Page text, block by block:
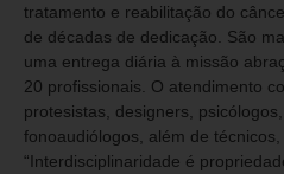
tratamento e reabilitação do
de décadas de dedicação. São
uma entrega diária à missão
20 profissionais. O atendimento
protesistas, designers,
fonoaudiólogos, além de
“Interdisciplinaridade é